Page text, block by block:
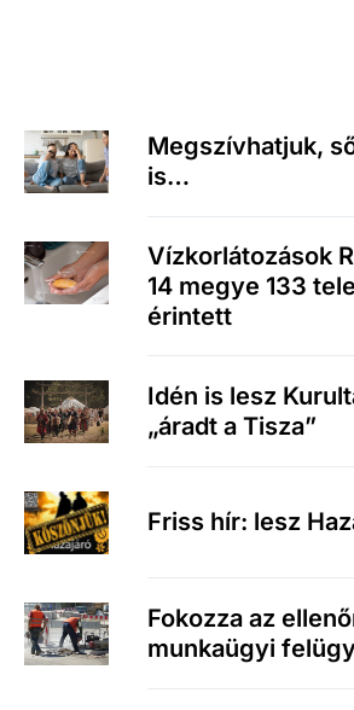
Megszívhatjuk,
is…
Vízkorlátozások
14 megye 133
érintett
Idén is lesz
„áradt a Tisza”
Friss hír: lesz
Fokozza az
munkaügyi